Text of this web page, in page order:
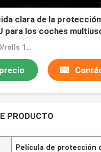
clara de la
para los coches
Precio：$120.00/rolls 1-14 rolls
PRODUCTO
Película de protección